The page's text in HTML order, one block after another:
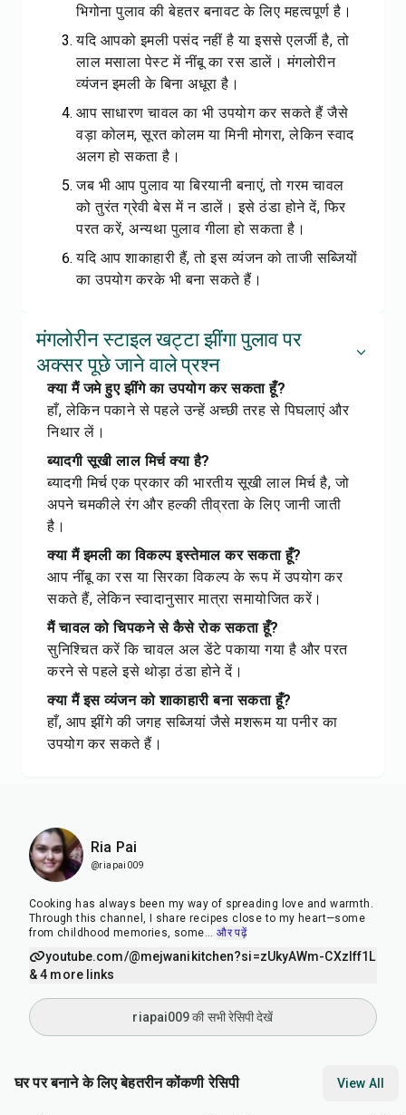
भिगोना पुलाव की बेहतर बनावट के लिए महत्वपूर्ण है।
यदि आपको इमली पसंद नहीं है या इससे एलर्जी है, तो
लाल मसाला पेस्ट में नींबू का रस डालें। मंगलोरीन
व्यंजन इमली के बिना अधूरा है।
आप साधारण चावल का भी उपयोग कर सकते हैं जैसे
वड़ा कोलम, सूरत कोलम या मिनी मोगरा, लेकिन स्वाद
अलग हो सकता है।
जब भी आप पुलाव या बिरयानी बनाएं, तोगरम चावल
को तुरंत ग्रेवी बेस में न डालें। इसे ठंडा होने दें, फिर
परत करें, अन्यथा पुलाव गीला हो सकता है।
यदि आप शाकाहारी हैं, तो इस व्यंजन को ताजी सब्जियों
का उपयोग करके भी बना सकते हैं।
मंगलोरीन स्टाइल खट्टा झींगा पुलाव पर
अक्सर पूछे जाने वाले प्रश्न
क्या मैं जमे हुए झींगे का उपयोग कर सकता हूँ?
हाँ, लेकिन पकाने से पहले उन्हें अच्छी तरह से पिघलाएं और
निथार लें।
ब्यादगी सूखी लाल मिर्च क्या है?
ब्यादगी मिर्च एक प्रकार की भारतीय सूखी लाल मिर्च है, जो
अपने चमकीले रंग और हल्की तीव्रता के लिए जानी जाती
है।
क्या मैं इमली का विकल्प इस्तेमाल कर सकता हूँ?
आप नींबू का रस या सिरका विकल्प के रूप में उपयोग कर
सकते हैं, लेकिन स्वादानुसार मात्रा समायोजित करें।
मैं चावल को चिपकने से कैसे रोक सकता हूँ?
सुनिश्चित करें कि चावल अल डेंटे पकाया गया है और परत
करने से पहले इसे थोड़ा ठंडा होने दें।
क्या मैं इस व्यंजन को शाकाहारी बना सकता हूँ?
हाँ, आप झींगे की जगह सब्जियां जैसे मशरूम या पनीर का
उपयोग कर सकते हैं।
Ria Pai
@riapai009
Cooking has always been my way of spreading love and warmth.
Through this channel, I share recipes close to my heart—some
from childhood memories, some...और पढ़ें
youtube.com/@mejwanikitchen?si=zUkyAWm-CXzIff1L
& 4 more links
riapai009 की सभी रेसिपी देखें
घर पर बनाने के लिए बेहतरीन कोंकणी रेसिपी View All
min 45 min